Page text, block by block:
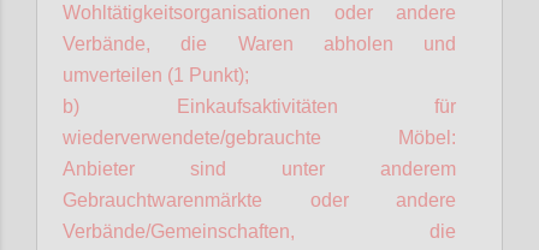
Wohltätigkeitsorganisationen oder andere
Verbände, die Waren abholen und
umverteilen (1 Punkt);
b) Einkaufsaktivitäten für
wiederverwendete/gebrauchte Möbel:
Anbieter sind unter anderem
Gebrauchtwarenmärkte oder andere
Verbände/Gemeinschaften, die